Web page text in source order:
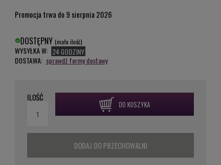
Promocja trwa do 9 sierpnia 2026
DOSTĘPNY (mała ilość)
WYSYŁKA W: 24 GODZINY
DOSTAWA: sprawdź formy dostawy
ILOŚĆ
DO KOSZYKA
DODAJ DO PRZECHOWALNI